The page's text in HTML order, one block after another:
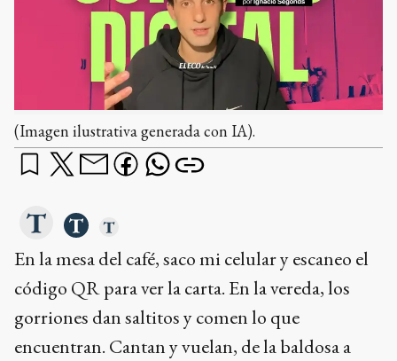
(Imagen ilustrativa generada con IA).
En la mesa del café, saco mi celular y escaneo el
código QR para ver la carta. En la vereda, los
gorriones dan saltitos y comen lo que
encuentran. Cantan y vuelan, de la baldosa a